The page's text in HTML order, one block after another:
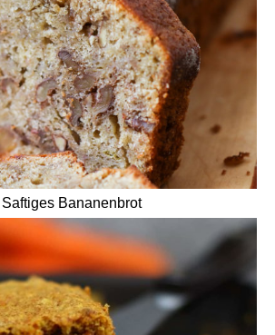
Saftiges Bananenbrot